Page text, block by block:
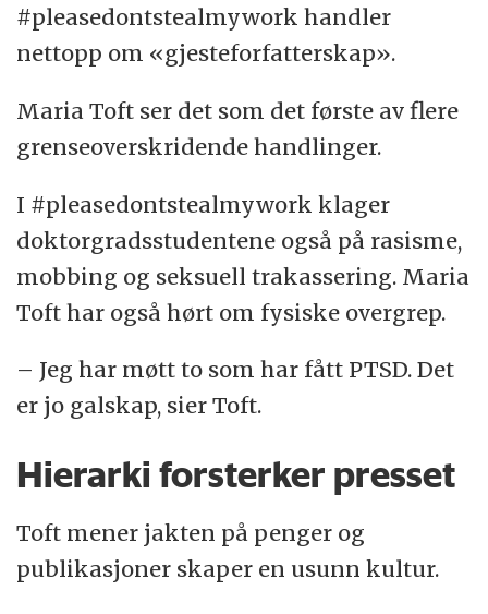
ikke funnet signifikante tegn til
kjønnsforskjeller i opplevelsen av tvungne
medforfatterskap i sittmateriale.
Forskerne har imidlertid ikke sett isolert på
medisin og naturvitenskap, påpeker
Goddiksen.
#pleasedontstealmywork handler
nettopp om «gjesteforfatterskap».
Maria Toft ser det som det første av flere
grenseoverskridende handlinger.
I #pleasedontstealmywork klager
doktorgradsstudentene også på rasisme,
mobbing og seksuell trakassering. Maria
Toft har også hørt om fysiske overgrep.
– Jeg har møtt to som har fått PTSD. Det
er jo galskap, sier Toft.
Hierarki forsterker presset
Toft mener jakten på penger og
publikasjoner skaper en usunn kultur.